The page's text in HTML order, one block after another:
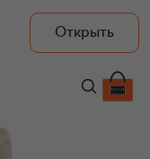
Открыть
663 000 ₽